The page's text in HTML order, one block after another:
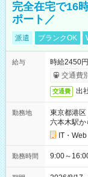
完全在宅で16
ポート／
派遣 ブランクOK
給与
時給2450
交通費
交通費 出
勤務地
東京都港区
六本木駅
IT・
勤務時間 9:00～